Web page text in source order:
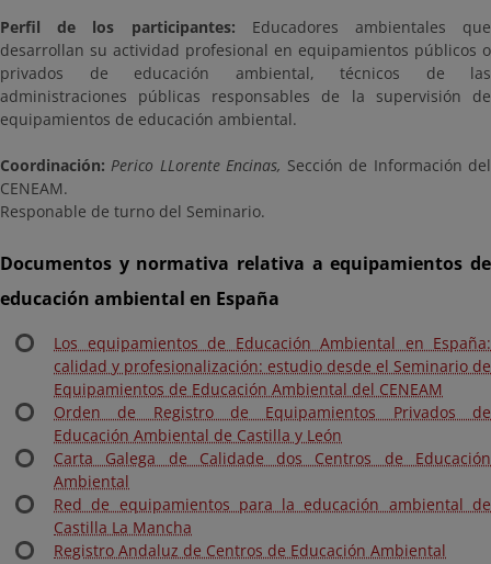
Perfil de los participantes: Educadores ambientales que
desarrollan su actividad profesional en equipamientos públicos o
privados de educación ambiental, técnicos de las
administraciones públicas responsables de la supervisión de
equipamientos de educación ambiental.
Coordinación: Perico LLorente Encinas, Sección de Información del
CENEAM.
Responable de turno del Seminario.
Documentos y normativa relativa a equipamientos de
educación ambiental en España
Los equipamientos de Educación Ambiental en España:
calidad y profesionalización: estudio desde el Seminario de
Equipamientos de Educación Ambiental del CENEAM
Orden de Registro de Equipamientos Privados de
Educación Ambiental de Castilla y León
Carta Galega de Calidade dos Centros de Educación
Ambiental
Red de equipamientos para la educación ambiental de
Castilla La Mancha
Registro Andaluz de Centros de Educación Ambiental